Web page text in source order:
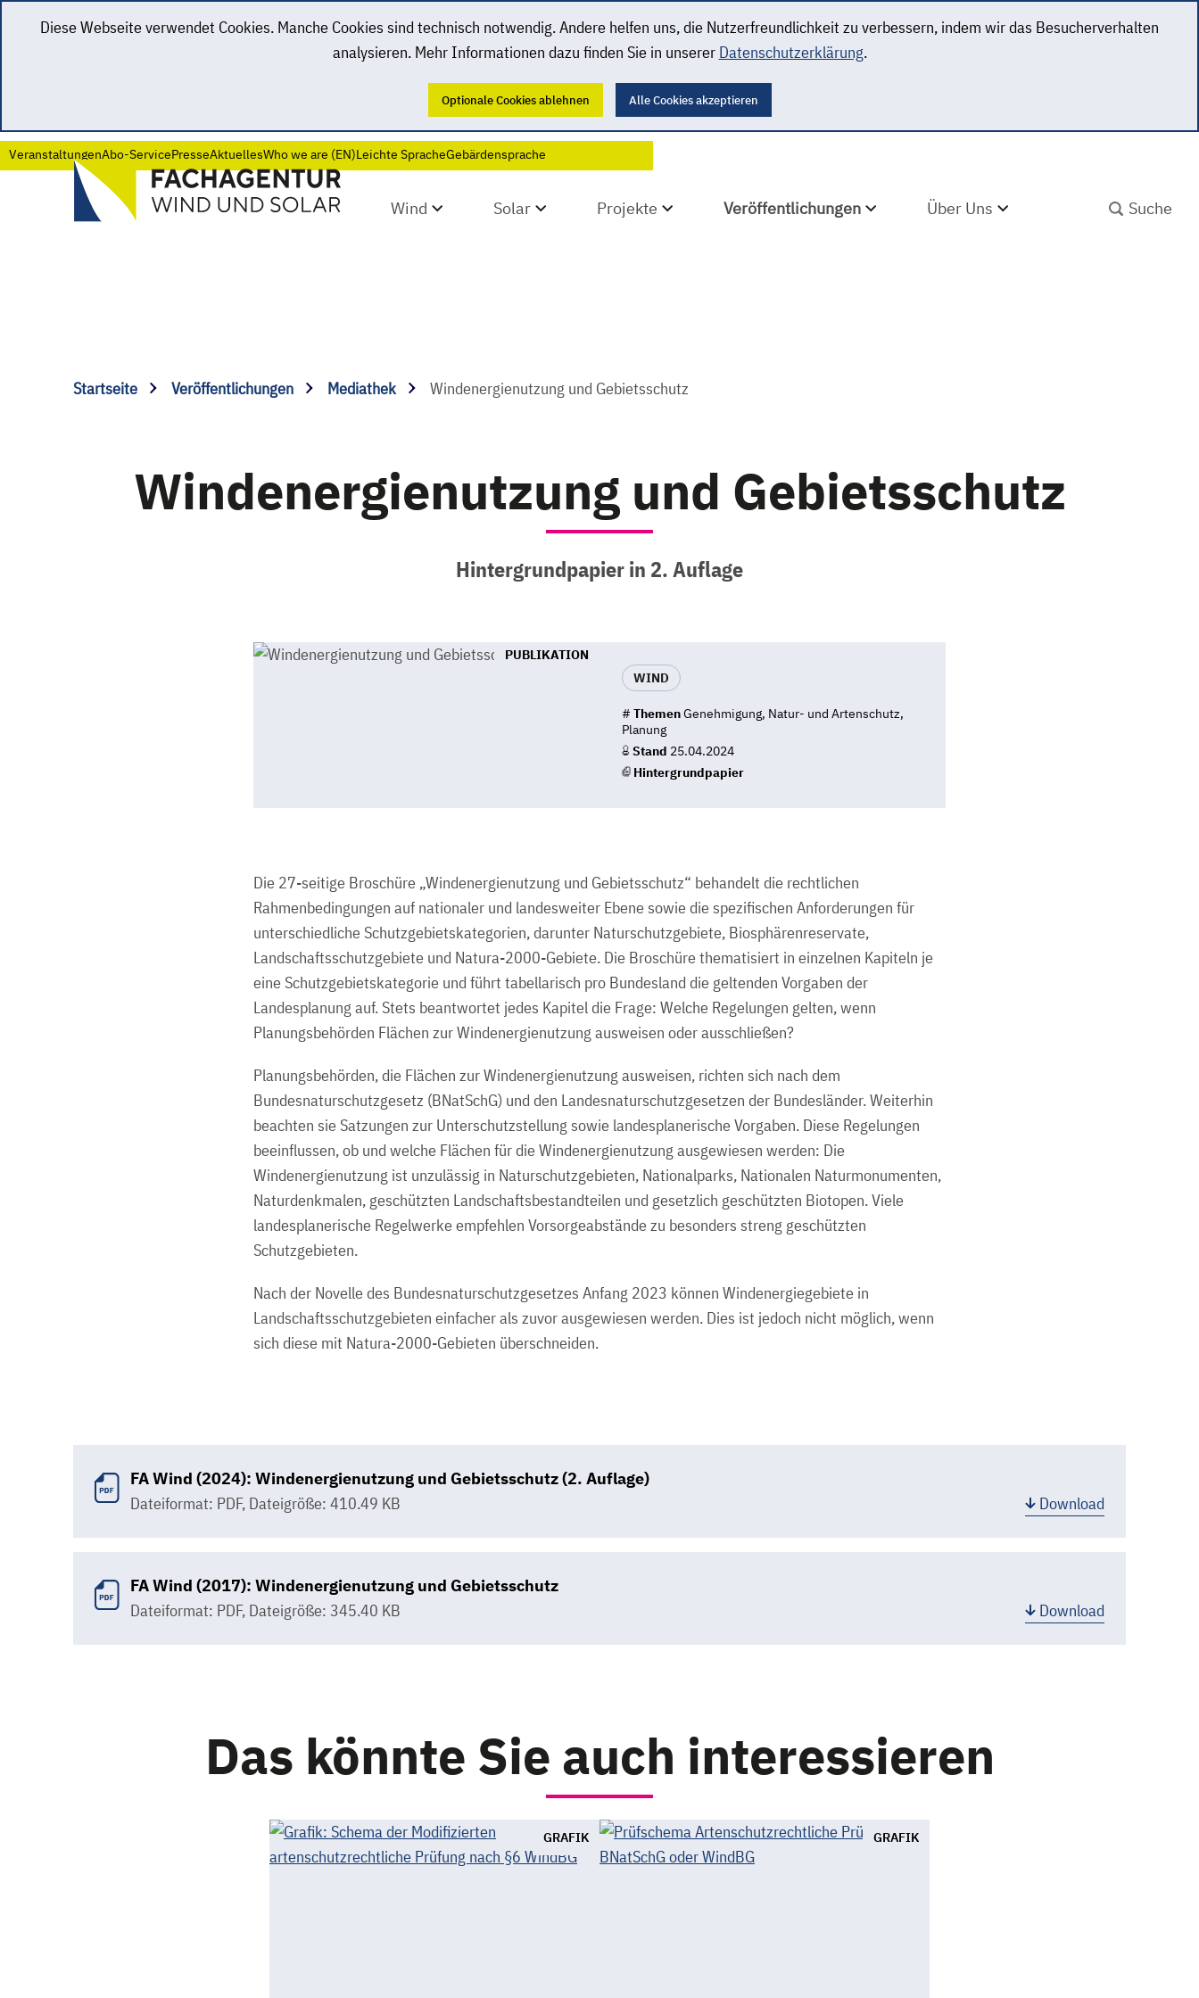
Diese Webseite verwendet Cookies. Manche Cookies sind technisch notwendig. Andere helfen uns, die Nutzerfreundlichkeit zu verbessern, indem wir das Besucherverhalten
analysieren. Mehr Informationen dazu finden Sie in unserer Datenschutzerklärung.
Optionale Cookies ablehnen Alle Cookies akzeptieren
VeranstaltungenAbo-ServicePresseAktuellesWho we are (EN)Leichte SpracheGebärdensprache
Wind Solar Projekte Veröffentlichungen Über Uns
Startseite Veröffentlichungen Mediathek Windenergienutzung und Gebietsschutz
Windenergienutzung und Gebietsschutz
Hintergrundpapier in 2. Auflage
PUBLIKATION
WIND
# ThemenGenehmigung, Natur- und Artenschutz,
Planung
Stand 25.04.2024
Hintergrundpapier
Die 27-seitige Broschüre „Windenergienutzung und Gebietsschutz“ behandelt die rechtlichen
Rahmenbedingungen auf nationaler und landesweiter Ebene sowie die spezifischen Anforderungen für
unterschiedliche Schutzgebietskategorien, darunter Naturschutzgebiete, Biosphärenreservate,
Landschaftsschutzgebiete und Natura-2000-Gebiete. Die Broschüre thematisiert in einzelnen Kapiteln je
eine Schutzgebietskategorie und führt tabellarisch pro Bundesland die geltenden Vorgaben der
Landesplanung auf. Stets beantwortet jedes Kapitel die Frage: Welche Regelungen gelten, wenn
Planungsbehörden Flächen zur Windenergienutzung ausweisen oder ausschließen?
Planungsbehörden, die Flächen zur Windenergienutzung ausweisen, richten sich nach dem
Bundesnaturschutzgesetz (BNatSchG) und den Landesnaturschutzgesetzen der Bundesländer. Weiterhin
beachten sie Satzungen zur Unterschutzstellung sowie landesplanerische Vorgaben. Diese Regelungen
beeinflussen, ob und welche Flächen für die Windenergienutzung ausgewiesen werden: Die
Windenergienutzung ist unzulässig in Naturschutzgebieten, Nationalparks, Nationalen Naturmonumenten,
Naturdenkmalen, geschützten Landschaftsbestandteilen und gesetzlich geschützten Biotopen. Viele
landesplanerische Regelwerke empfehlen Vorsorgeabstände zu besonders streng geschützten
Schutzgebieten.
Nach der Novelle des Bundesnaturschutzgesetzes Anfang 2023 können Windenergiegebiete in
Landschaftsschutzgebieten einfacher als zuvor ausgewiesen werden. Dies ist jedoch nicht möglich, wenn
sich diese mit Natura-2000-Gebieten überschneiden.
FA Wind (2024): Windenergienutzung und Gebietsschutz (2. Auflage)
Dateiformat: PDF, Dateigröße: 410.49 KB Download
FA Wind (2017): Windenergienutzung und Gebietsschutz
Dateiformat: PDF, Dateigröße: 345.40 KB Download
Das könnte Sie auch interessieren
GRAFIK GRAFIK